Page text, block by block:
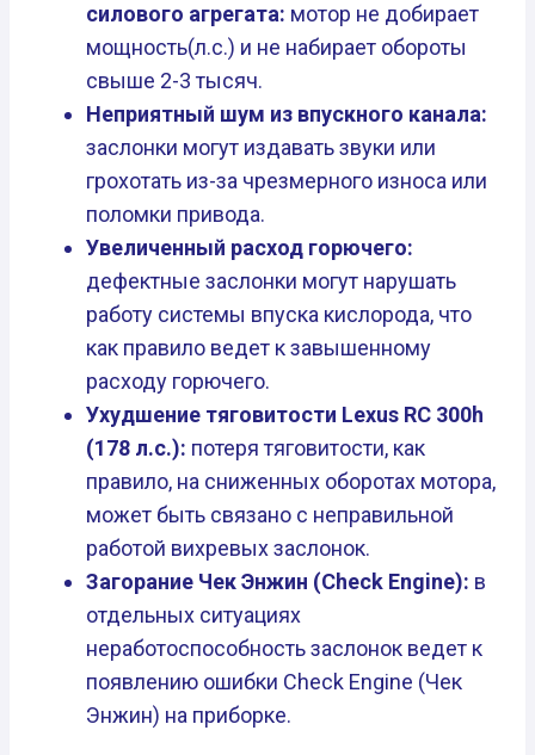
силового агрегата: мотор не добирает
мощность(л.с.) и не набирает обороты
свыше 2-3 тысяч.
Неприятный шум из впускного канала:
заслонки могут издавать звуки или
грохотать из-за чрезмерного износа или
поломки привода.
Увеличенный расход горючего:
дефектные заслонки могут нарушать
работу системы впуска кислорода, что
как правило ведет к завышенному
расходу горючего.
Ухудшение тяговитости Lexus RC 300h
(178 л.с.): потеря тяговитости, как
правило, на сниженных оборотах мотора,
может быть связано с неправильной
работой вихревых заслонок.
Загорание Чек Энжин (Check Engine): в
отдельных ситуациях
неработоспособность заслонок ведет к
появлению ошибки Check Engine (Чек
Энжин) на приборке.